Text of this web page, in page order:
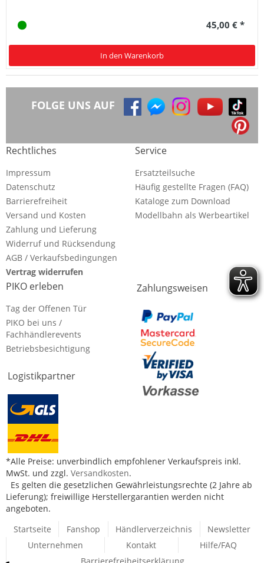
45,00 € *
In den Warenkorb
FOLGE UNS AUF
Rechtliches
Impressum
Datenschutz
Barrierefreiheit
Versand und Kosten
Zahlung und Lieferung
Widerruf und Rücksendung
AGB / Verkaufsbedingungen
Vertrag widerrufen
Service
Ersatzteilsuche
Häufig gestellte Fragen (FAQ)
Kataloge zum Download
Modellbahn als Werbeartikel
PIKO erleben
Tag der Offenen Tür
PIKO bei uns /
Fachhändlerevents
Betriebsbesichtigung
Logistikpartner
Zahlungsweisen
*Alle Preise: unverbindlich empfohlener Verkaufspreis inkl.
MwSt. und zzgl. Versandkosten.
Es gelten die gesetzlichen Gewährleistungsrechte (2 Jahre ab
Lieferung); freiwillige Herstellergarantien werden nicht
angeboten.
Startseite
Fanshop Händlerverzeichnis
Newsletter
Unternehmen
Kontakt
Hilfe/FAQ
Barrierefreiheitserklärung